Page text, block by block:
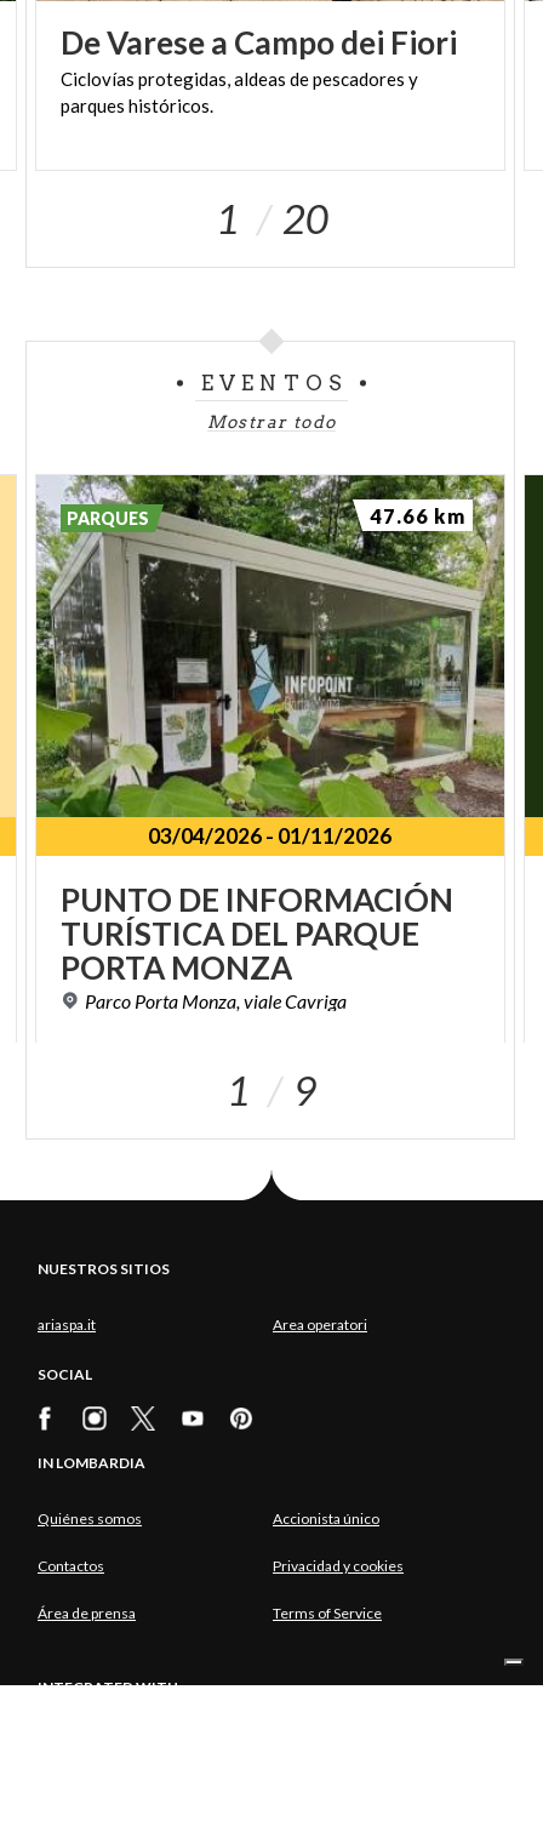
DeVaresea Campodei Fiori
Ciclovías protegidas, aldeas depescadores y
parques históricos.
1 20
EVENTOS
Mostrar todo
03/04/2026- 01/11/2026
PUNTO DE INFORMACIÓN
TURÍSTICA DEL PARQUE
PORTA MONZA
Parco Porta Monza,vialeCavriga
PARQUES 47.66 km
1 9
NUESTROS SITIOS
ariaspa.it Area operatori
SOCIAL
IN LOMBARDIA
Quiénes somos Accionista único
Contactos Privacidad y cookies
Área de prensa Terms of Service
INTEGRATED WITH